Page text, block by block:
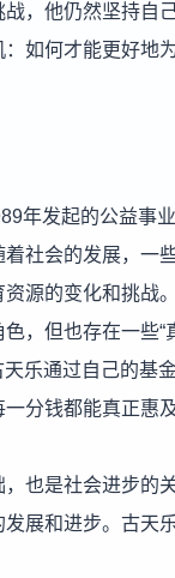
，他仍然坚持自
如何才能更好地
年发起的公益事
社会的发展，一
源的变化和挑战
，但也存在一些“
乐通过自己的基
分钱都能真正惠
也是社会进步的
展和进步。古天